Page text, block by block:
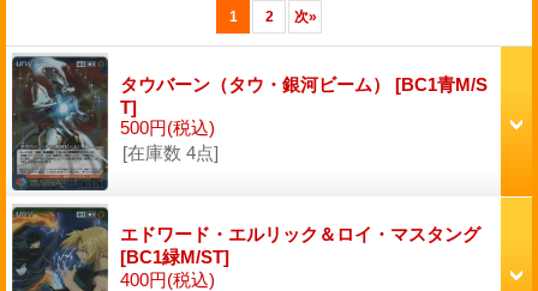
1 2 次»
タウバーン（タウ・銀河ビーム） [BC1青M/S
T]
500円(税込)
[在庫数 4点]
エドワード・エルリック＆ロイ・マスタング
[BC1緑M/ST]
400円(税込)